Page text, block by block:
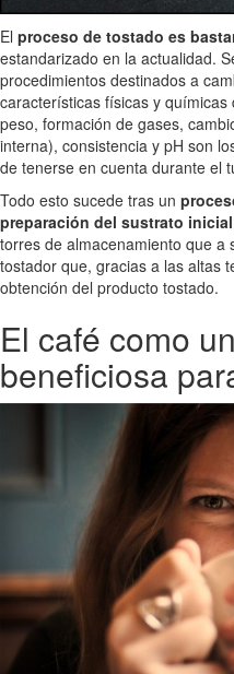
El proceso de tostado es
estandarizado en la actualidad.
procedimientos destinados a
características físicas y
peso, formación de gases,
interna), consistencia y pH son
de tenerse en cuenta durante el
Todo esto sucede tras un
preparación del sustrato inicial
torres de almacenamiento que a
tostador que, gracias a las altas
obtención del producto tostado.
El café como
beneficiosa